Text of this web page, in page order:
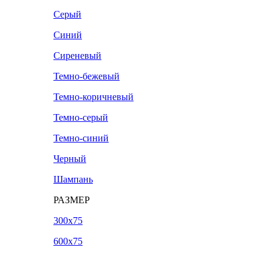
Серый
Синий
Сиреневый
Темно-бежевый
Темно-коричневый
Темно-серый
Темно-синий
Черный
Шампань
РАЗМЕР
300х75
600х75